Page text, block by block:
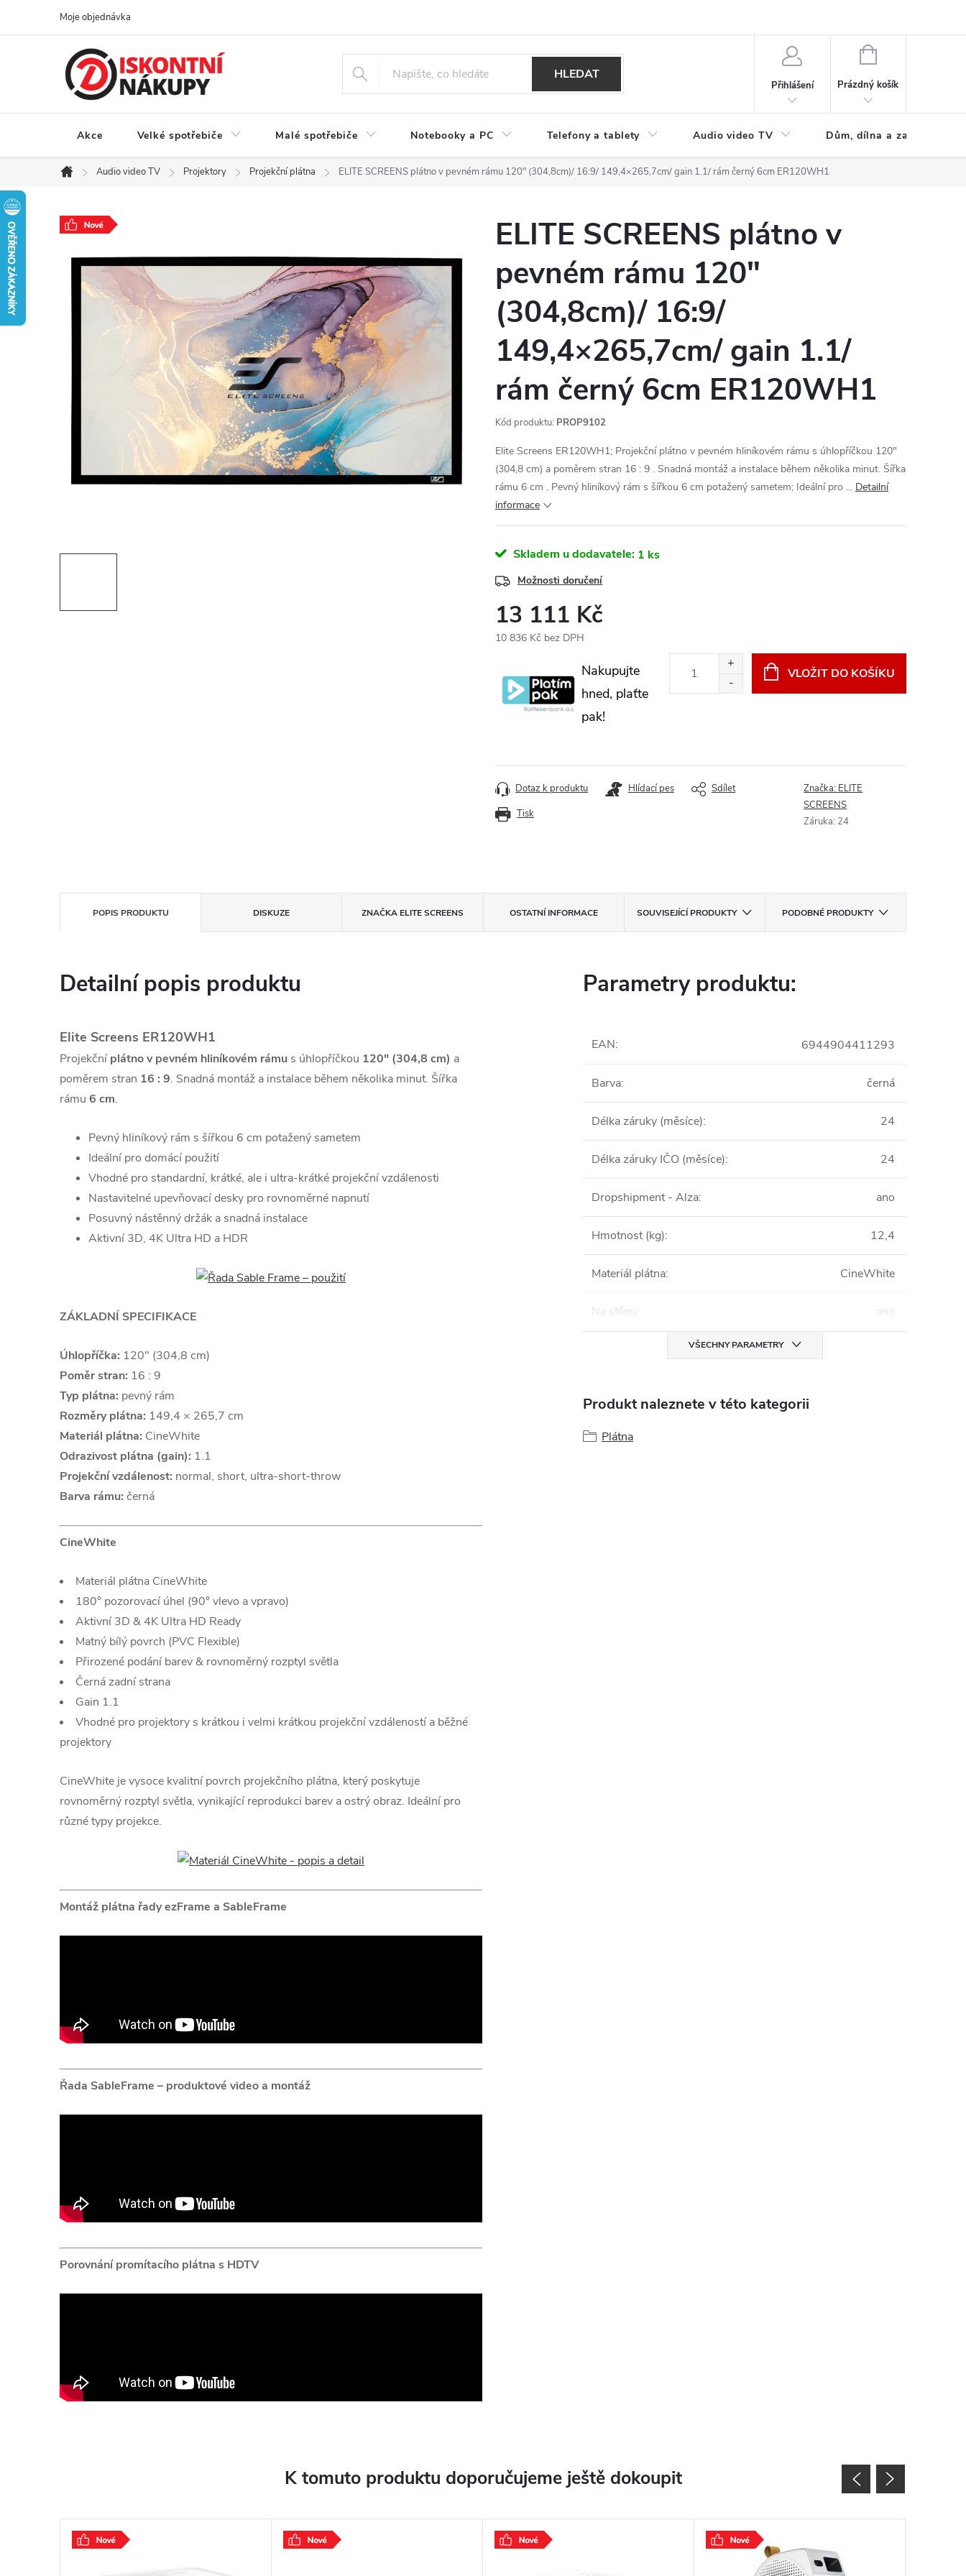
Moje objednávka
HLEDAT
Přihlášení
NÁKUPNÍ
Prázdný košík
Akce Velké spotřebiče Malé spotřebiče Notebooky a PC Telefony a tablety Audio video TV Dům, dílna a zahrada
Domů
Audio video TV Projektory Projekční plátna ELITE SCREENS plátno v pevném rámu 120" (304,8cm)/ 16:9/ 149,4×265,7cm/ gain 1.1/ rám černý 6cm ER120WH1
ELITE SCREENS plátno v
pevném rámu 120"
(304,8cm)/ 16:9/
149,4×265,7cm/ gain 1.1/
rám černý 6cm ER120WH1
Kód produktu: PROP9102
Elite Screens ER120WH1; Projekční plátno v pevném hliníkovém rámu s úhlopříčkou 120"
(304,8 cm) a poměrem stran 16 : 9 . Snadná montáž a instalace během několika minut. Šířka
rámu 6 cm . Pevný hliníkový rám s šířkou 6 cm potažený sametem; Ideální pro ... Detailní
informace
Skladem u dodavatele: 1 ks
Možnosti doručení
13 111 Kč
10 836 Kč bez DPH
Nakupujte
hned, plaťte
pak!
VLOŽIT DO KOŠÍKU
Tisk
Dotaz k produktu Hlídací pes Sdílet Značka: ELITE
SCREENS
Záruka: 24
POPIS PRODUKTU DISKUZE ZNAČKAELITE SCREENS OSTATNÍ INFORMACE SOUVISEJÍCÍ PRODUKTY PODOBNÉ PRODUKTY
Detailní popis produktu
Elite Screens ER120WH1
Projekční plátno v pevném hliníkovém rámu s úhlopříčkou 120" (304,8 cm) a
poměrem stran 16 : 9. Snadná montáž a instalace během několika minut. Šířka
rámu 6 cm.
Pevný hliníkový rám s šířkou 6 cm potažený sametem
Ideální pro domácí použití
Vhodné pro standardní, krátké, ale i ultra-krátké projekční vzdálenosti
Nastavitelné upevňovací desky pro rovnoměrné napnutí
Posuvný nástěnný držák a snadná instalace
Aktivní 3D, 4K Ultra HD a HDR
ZÁKLADNÍ SPECIFIKACE
Úhlopříčka: 120" (304,8 cm)
Poměr stran: 16 : 9
Typ plátna: pevný rám
Rozměry plátna: 149,4 × 265,7 cm
Materiál plátna: CineWhite
Odrazivost plátna (gain): 1.1
Projekční vzdálenost: normal, short, ultra-short-throw
Barva rámu: černá
CineWhite
Materiál plátna CineWhite
180° pozorovací úhel (90° vlevo a vpravo)
Aktivní 3D & 4K Ultra HD Ready
Matný bílý povrch (PVC Flexible)
Přirozené podání barev & rovnoměrný rozptyl světla
Černá zadní strana
Gain 1.1
Vhodné pro projektory s krátkou i velmi krátkou projekční vzdáleností a běžné
projektory
CineWhite je vysoce kvalitní povrch projekčního plátna, který poskytuje
rovnoměrný rozptyl světla, vynikající reprodukci barev a ostrý obraz. Ideální pro
různé typy projekce.
Montáž plátna řady ezFrame a SableFrame
Řada SableFrame – produktové video a montáž
Porovnání promítacího plátna s HDTV
Parametry produktu:
EAN: 6944904411293
Barva: černá
Délka záruky (měsíce): 24
Délka záruky IČO (měsíce): 24
Dropshipment - Alza: ano
Hmotnost (kg): 12,4
Materiál plátna: CineWhite
Na stěnu : ano
VŠECHNY PARAMETRY
Produkt naleznete v této kategorii
Plátna
K tomuto produktu doporučujeme ještě dokoupit